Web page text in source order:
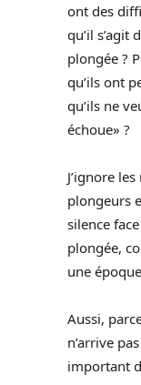
ont des
qu’il s’agit
plongée ?
qu’ils ont
qu’ils ne
échoue» ?
J’ignore
plongeurs
silence
plongée,
une
Aussi,
n’arrive
important